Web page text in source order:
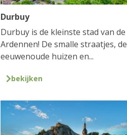
Durbuy
Durbuy is de kleinste stad van de
Ardennen! De smalle straatjes, de
eeuwenoude huizen en...
bekijken